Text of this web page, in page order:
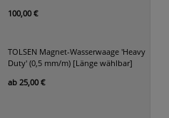
100,00 €
TOLSEN Magnet-Wasserwaage 'Heavy
Duty' (0,5 mm/m) [Länge wählbar]
ab 25,00 €